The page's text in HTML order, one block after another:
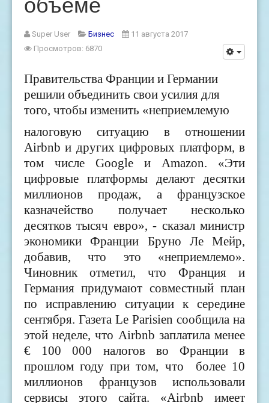
Super User Бизнес
11 августа 2017
Просмотров: 6870
Правительства Франции и Германии
решили объединить свои усилия для
того, чтобы изменить «неприемлемую
налоговую ситуацию в отношении
Airbnb и других цифровых платформ, в
том числе Google и Amazon. «Эти
цифровые платформы делают десятки
миллионов продаж, а французское
казначейство получает несколько
десятков тысяч евро», - сказал министр
экономики Франции Бруно Ле Мейр,
добавив, что это «неприемлемо».
Чиновник отметил, что Франция и
Германия придумают совместный план
по исправлению ситуации к середине
сентября. Газета Le Parisien сообщила на
этой неделе, что Airbnb заплатила менее
€ 100 000 налогов во Франции в
прошлом году при том, что более 10
миллионов французов использовали
сервисы этого сайта. «Airbnb имеет